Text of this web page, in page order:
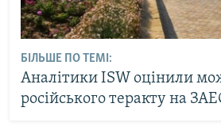
БІЛЬШЕ ПО ТЕМІ:
Аналітики ISW оцінили
російського теракту на